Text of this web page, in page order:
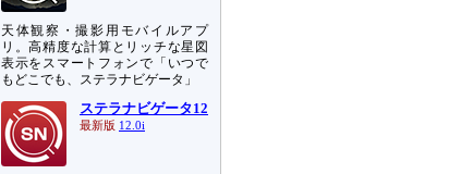
天体観察・撮影用モバイルアプ
リ。高精度な計算とリッチな星図
表示をスマートフォンで「いつで
もどこでも、ステラナビゲータ」
ステラナビゲータ12
最新版 12.0i